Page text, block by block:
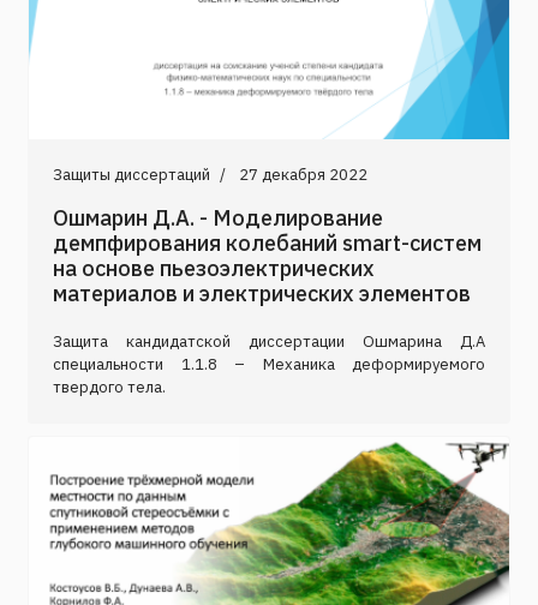
Защиты диссертаций 27 декабря 2022
Ошмарин Д.А. - Моделирование
демпфирования колебаний smart-систем
на основе пьезоэлектрических
материалов и электрических элементов
Защита кандидатской диссертации Ошмарина Д.А
специальности 1.1.8 – Механика деформируемого
твердого тела.